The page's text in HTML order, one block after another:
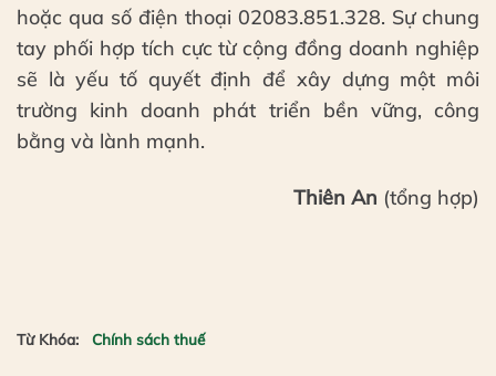
hoặc qua số điện thoại 02083.851.328. Sự chung
tay phối hợp tích cực từ cộng đồng doanh nghiệp
sẽ là yếu tố quyết định để xây dựng một môi
trường kinh doanh phát triển bền vững, công
bằng và lành mạnh.
Thiên An (tổng hợp)
Từ Khóa: Chính sách thuế